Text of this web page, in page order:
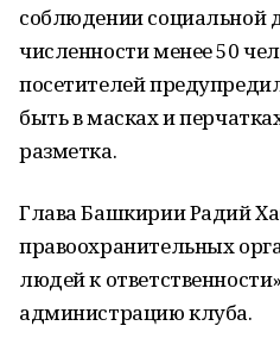
соблюдении социальной
численности менее 50
посетителей
быть в масках и
разметка.
Глава Башкирии Радий
правоохранительных
людей к
администрацию клуба.